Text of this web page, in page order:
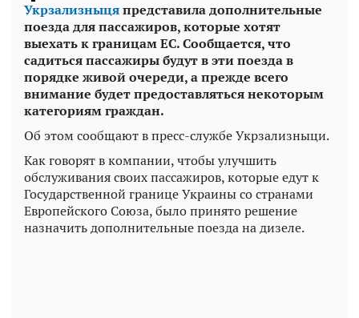
Укрзализныцяпредставила дополнительные
поезда для пассажиров, которые хотят
выехать к границам ЕС. Сообщается, что
садиться пассажиры будут в эти поезда в
порядке живой очереди, а прежде всего
внимание будет предоставляться некоторым
категориям граждан.
Об этом сообщают в пресс-службе Укрзализныци.
Как говорят в компании, чтобы улучшить
обслуживания своих пассажиров, которые едут к
Государственной границе Украины со странами
Европейского Союза, было принято решение
назначить дополнительные поезда на дизеле.